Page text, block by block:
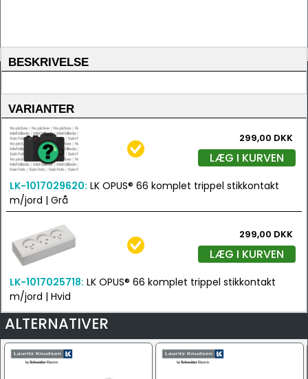
BESKRIVELSE
VARIANTER
299,00 DKK
LÆG I KURVEN
LK-1017029620: LK OPUS® 66 komplet trippel stikkontakt
m/jord | Grå
299,00 DKK
LÆG I KURVEN
LK-1017025718: LK OPUS® 66 komplet trippel stikkontakt
m/jord | Hvid
ALTERNATIVER